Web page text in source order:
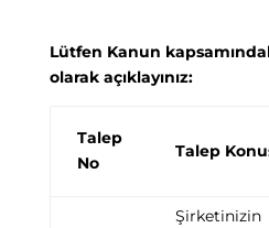
Lütfen Kanun
olarak açıklayınız:
Talep
No
Talep
Şirketinizin